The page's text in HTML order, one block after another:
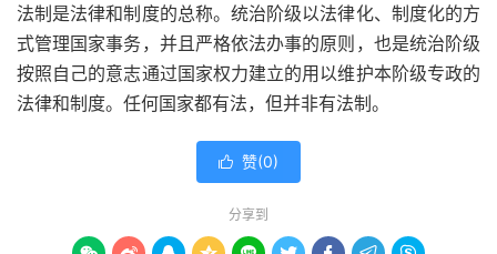
法制是法律和制度的总称。统治阶级以法律化、制度化的方
式管理国家事务，并且严格依法办事的原则，也是统治阶级
按照自己的意志通过国家权力建立的用以维护本阶级专政的
法律和制度。任何国家都有法，但并非有法制。
 赞(0)
分享到